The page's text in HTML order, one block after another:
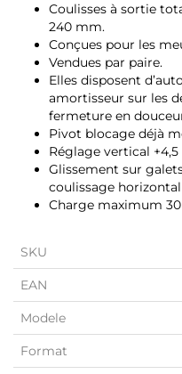
Coulisses à sortie
240 mm.
Conçues pour les
Vendues par paire.
Elles disposent
amortisseur sur les
fermeture en
Pivot blocage déjà
Réglage vertical
Glissement sur
coulissage
Charge maximum
SKU
EAN
Modele
Format